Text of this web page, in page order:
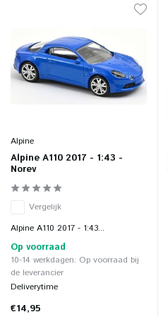
Alpine
Alpine A110 2017 - 1:43 -
Norev
Vergelijk
Alpine A110 2017 - 1:43...
Op voorraad
10-14 werkdagen: Op voorraad bij
de leverancier
Deliverytime
€14,95